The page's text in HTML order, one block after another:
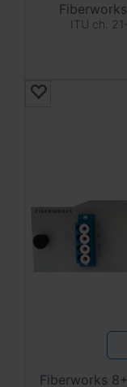
ITU ch.
Fiberworks